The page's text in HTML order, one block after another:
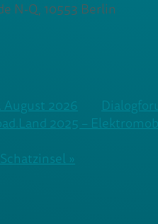
N-Q, 10553 Berlin
August 2026
2025 –
»